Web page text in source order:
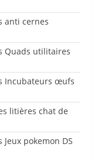
anti cernes
Quads utilitaires
Incubateurs œufs
litières chat de
pokemon DS